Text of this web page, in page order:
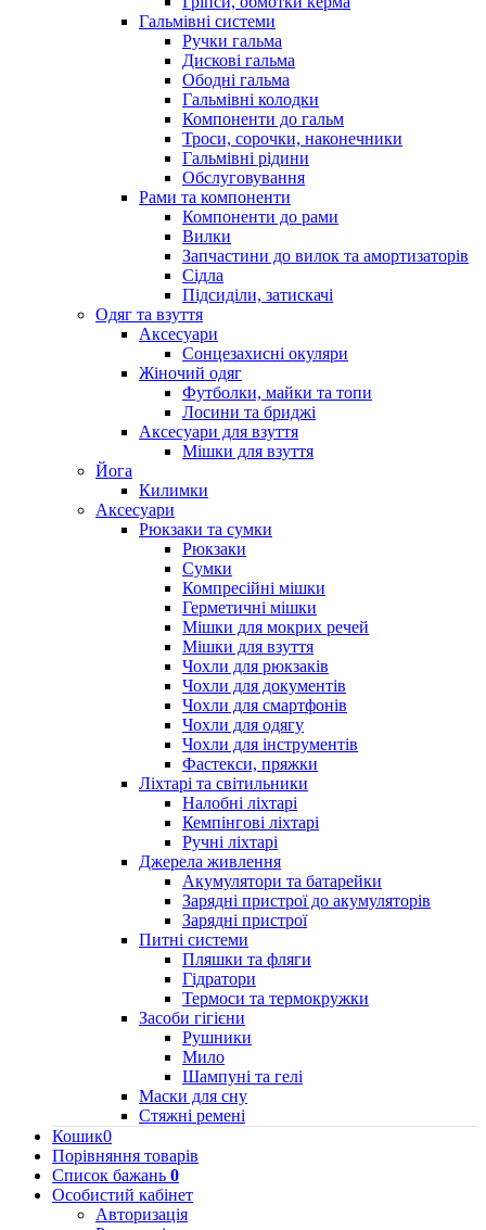
Гальмівні системи
Ручки гальма
Дискові гальма
Ободні гальма
Гальмівні колодки
Компоненти до гальм
Троси, сорочки, наконечники
Гальмівні рідини
Обслуговування
Рами та компоненти
Компоненти до рами
Вилки
Запчастини до вилок та амортизаторів
Сідла
Підсиділи, затискачі
Одяг та взуття
Аксесуари
Сонцезахисні окуляри
Жіночий одяг
Футболки, майки та топи
Лосини та бриджі
Аксесуари для взуття
Мішки для взуття
Йога
Килимки
Аксесуари
Рюкзаки та сумки
Рюкзаки
Сумки
Компресійні мішки
Герметичні мішки
Мішки для мокрих речей
Мішки для взуття
Чохли для рюкзаків
Чохли для документів
Чохли для смартфонів
Чохли для одягу
Чохли для інструментів
Фастекси, пряжки
Ліхтарі та світильники
Налобні ліхтарі
Кемпінгові ліхтарі
Ручні ліхтарі
Джерела живлення
Акумулятори та батарейки
Зарядні пристрої до акумуляторів
Зарядні пристрої
Питні системи
Пляшки та фляги
Гідратори
Термоси та термокружки
Засоби гігієни
Рушники
Мило
Шампуні та гелі
Маски для сну
Стяжні ремені
Кошик0
Порівняння товарів
Список бажань 0
Особистий кабінет
Авторизація